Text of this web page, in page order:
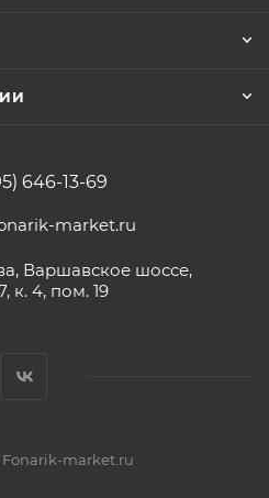
646-13-69
market.ru
Варшавское шоссе,
к. 4, пом. 19
Fonarik-market.ru